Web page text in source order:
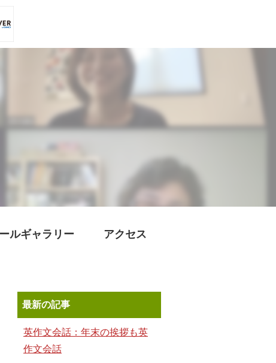
ルギャラリー アクセス
最新の記事
英作文会話：年末の挨拶も英
作文会話